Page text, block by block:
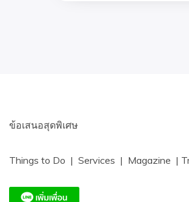
ข้อเสนอสุดพิเศษ
Things to Do | Services | Magazine |